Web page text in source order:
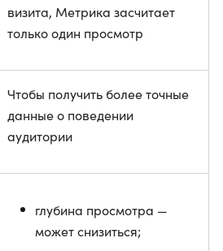
визита, Метрика засчитает
только один просмотр
Чтобы получить более точные
данные о поведении
аудитории
глубина просмотра —
может снизиться;